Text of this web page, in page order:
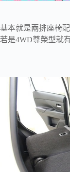
基本就是兩排座椅
若是4WD尊榮型就